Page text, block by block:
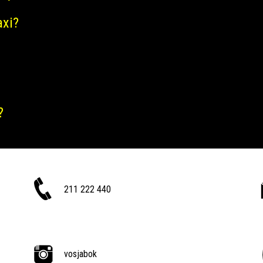
211 222 440
vosjabok